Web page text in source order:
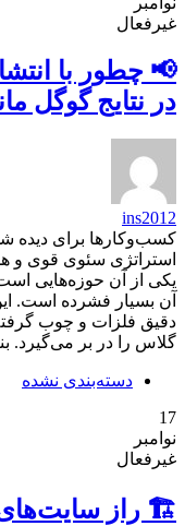
غیرفعال
📢 چطور با
در نتایج گوگل
ins2012
کسب‌وکارها برای دیده
استراتژی سئوی قوی و
یکی از آن حوزه‌هایی
آن بسیار فشرده است.
دقیق فلزات و چوب
گلاس را در بر می‌گیرد.
دسته‌بندی نشده
17
نوامبر
غیرفعال
🏗️ راز